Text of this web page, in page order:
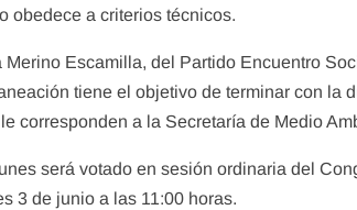
obedece a criterios técnicos.
Escamilla, del Partido Encuentro
tiene el objetivo de terminar con la
corresponden a la Secretaría de Medio
será votado en sesión ordinaria del
3 de junio a las 11:00 horas.